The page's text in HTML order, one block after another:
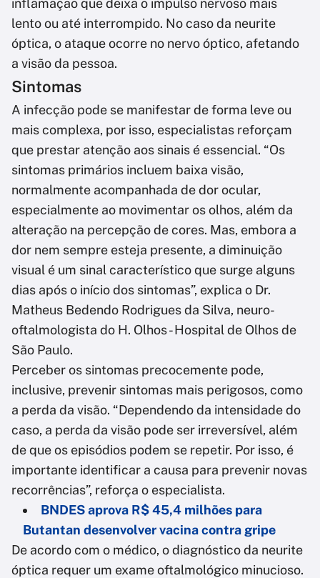
inflamação que deixa o impulso nervoso mais
lento ou até interrompido. No caso da neurite
óptica, o ataque ocorre no nervo óptico, afetando
a visão da pessoa.
Sintomas
A infecção pode se manifestar de forma leve ou
mais complexa, por isso, especialistas reforçam
que prestar atenção aos sinais é essencial. “Os
sintomas primários incluem baixa visão,
normalmente acompanhada de dor ocular,
especialmente ao movimentar os olhos, além da
alteração na percepção de cores. Mas, embora a
dor nem sempre esteja presente, a diminuição
visual é um sinal característico que surge alguns
dias após o início dos sintomas”, explica o Dr.
Matheus Bedendo Rodrigues da Silva, neuro-
oftalmologista do H. Olhos - Hospital de Olhos de
São Paulo.
Perceber os sintomas precocemente pode,
inclusive, prevenir sintomas mais perigosos, como
a perda da visão. “Dependendo da intensidade do
caso, a perda da visão pode ser irreversível, além
de que os episódios podem se repetir. Por isso, é
importante identificar a causa para prevenir novas
recorrências”, reforça o especialista.
BNDES aprova R$ 45,4 milhões para
Butantan desenvolver vacina contra gripe
De acordo com o médico, o diagnóstico da neurite
óptica requer um exame oftalmológico minucioso.